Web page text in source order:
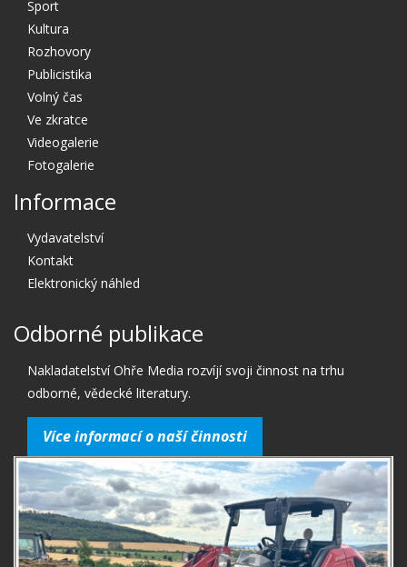
Sport
Kultura
Rozhovory
Publicistika
Volný čas
Ve zkratce
Videogalerie
Fotogalerie
Informace
Vydavatelství
Kontakt
Elektronický náhled
Odborné publikace
Nakladatelství Ohře Media rozvíjí svoji činnost na trhu
odborné, vědecké literatury.
Více informací o naší činnosti